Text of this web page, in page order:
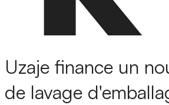
Uzaje finance un
de lavage